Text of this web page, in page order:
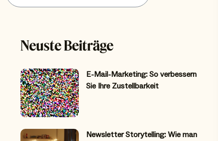
Neuste Beiträge
E-Mail-Marketing: So verbessern
Sie Ihre Zustellbarkeit
Newsletter Storytelling: Wie man